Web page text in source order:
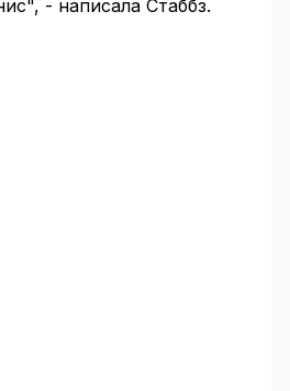
- написала Стаббз.